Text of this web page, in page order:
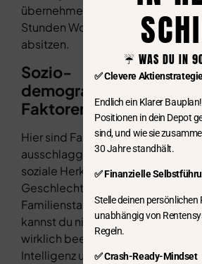
übernehmen oder 70-
Stunden Wochen
absitzen.
Sozio-
demographische
Faktoren
Hier sind Faktoren
ausschlaggebend, wie
soziale Herkunft,
Geschlecht, Alter oder
Familienstand. Das
kannst du nicht
wirklich beeinflussen.
Intelligenz und
☔️ WAS DU IN
✅ Clevere
Endlich ein Klarer
Positionen in dein Depot
sind, und wie sie
30 Jahre standhält.
✅ Finanzielle
Stelle deinen
unabhängig von
Regeln.
✅ Crash-Ready-Mindset